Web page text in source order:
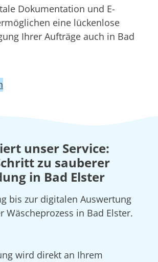
Dokumentation und E-
eine lückenlose
Ihrer Aufträge auch in Bad
unser Service:
zu sauberer
in Bad Elster
bis zur digitalen Auswertung
Wäscheprozess in Bad Elster.
wird direkt an Ihrem